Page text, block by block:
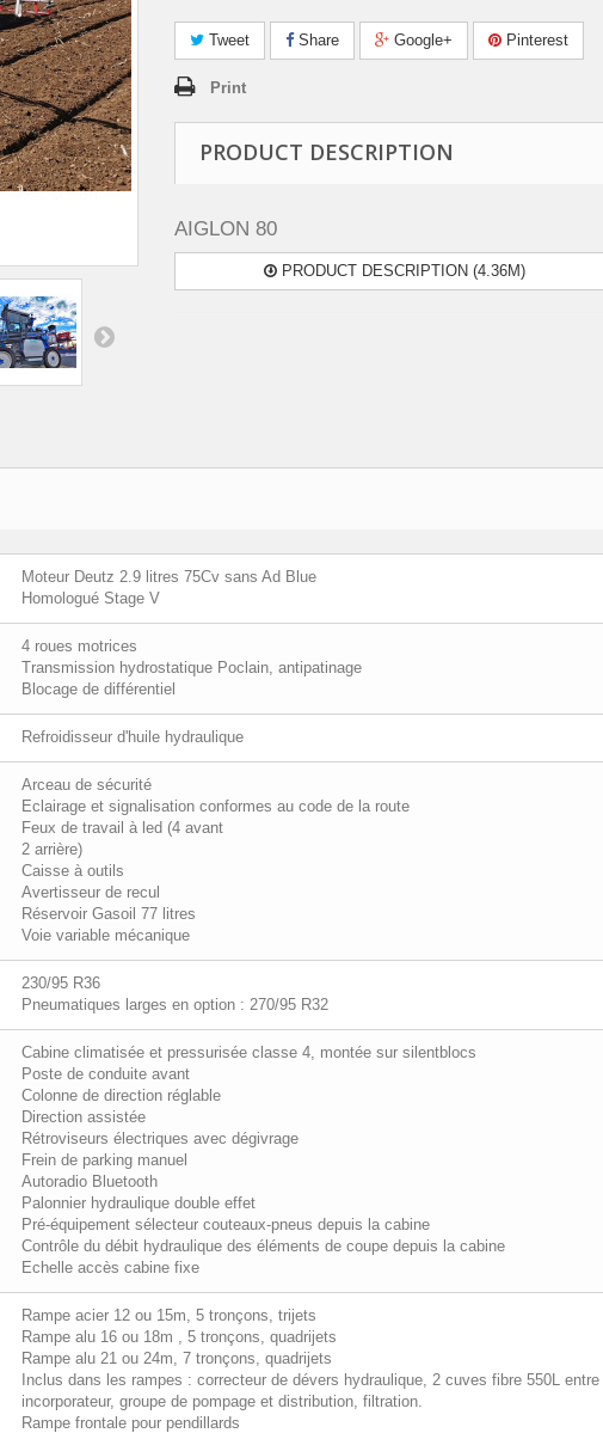
Tweet Share Google+ Pinterest
Print
PRODUCT DESCRIPTION
AIGLON 80
PRODUCT DESCRIPTION (4.36M)
Moteur Deutz 2.9 litres 75Cv sans Ad Blue
Homologué Stage V
4 roues motrices
Transmission hydrostatique Poclain, antipatinage
Blocage de différentiel
Refroidisseur d'huile hydraulique
Arceau de sécurité
Eclairage et signalisation conformes au code de la route
Feux de travail à led (4 avant
2 arrière)
Caisse à outils
Avertisseur de recul
Réservoir Gasoil 77 litres
Voie variable mécanique
230/95 R36
Pneumatiques larges en option : 270/95 R32
Cabine climatisée et pressurisée classe 4, montée sur silentblocs
Poste de conduite avant
Colonne de direction réglable
Direction assistée
Rétroviseurs électriques avec dégivrage
Frein de parking manuel
Autoradio Bluetooth
Palonnier hydraulique double effet
Pré-équipement sélecteur couteaux-pneus depuis la cabine
Contrôle du débit hydraulique des éléments de coupe depuis la cabine
Echelle accès cabine fixe
Rampe acier 12 ou 15m, 5 tronçons, trijets
Rampe alu 16 ou 18m , 5 tronçons, quadrijets
Rampe alu 21 ou 24m, 7 tronçons, quadrijets
Inclus dans les rampes : correcteur de dévers hydraulique, 2 cuves fibre 550L
incorporateur, groupe de pompage et distribution, filtration.
Rampe frontale pour pendillards